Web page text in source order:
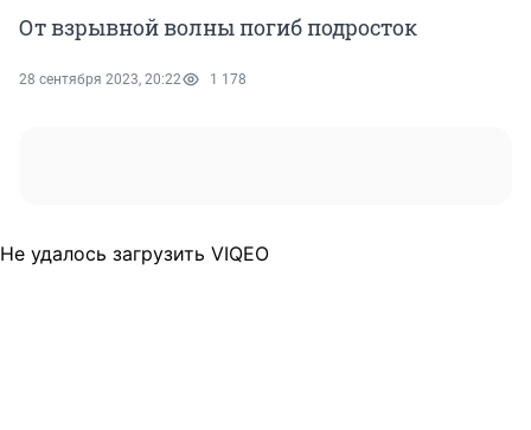
От взрывной волны погиб подросток
28 сентября 2023, 20:22 1 178
Не удалось загрузить VIQEO